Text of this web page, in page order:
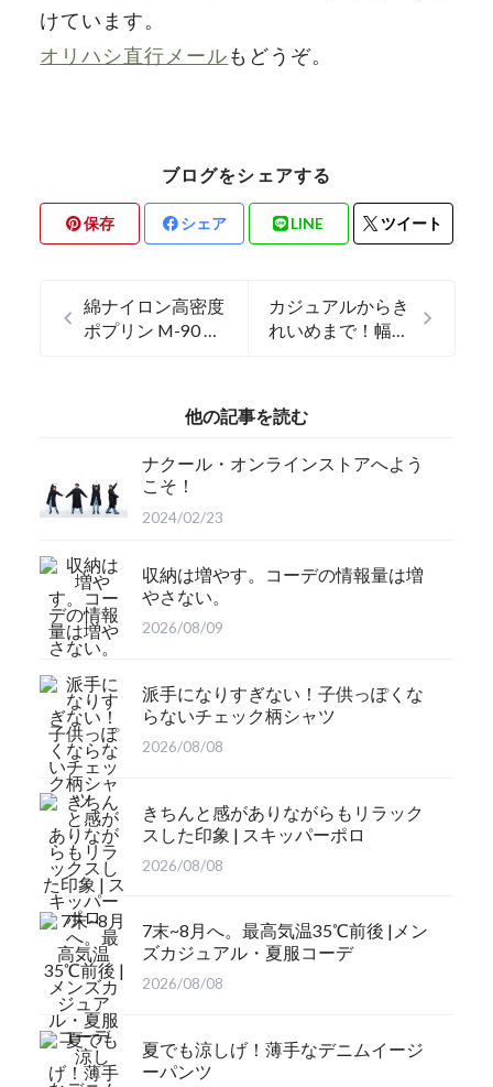
けています。
オリハシ直行メール もどうぞ。
ブログをシェアする
保存 シェア LINE ツイート
綿ナイロン高密度
ポプリン M-90 ス
カジュアルからき
れいめまで！幅広
他の記事を読む
ナクール・オンラインストアへよう
こそ！
2024/02/23
収納は増やす。コーデの情報量は増
やさない。
2026/08/09
派手になりすぎない！子供っぽくな
らないチェック柄シャツ
2026/08/08
きちんと感がありながらもリラック
スした印象 | スキッパーポロ
2026/08/08
7末~8月へ。最高気温35℃前後 |メン
ズカジュアル・夏服コーデ
2026/08/08
夏でも涼しげ！薄手なデニムイージ
ーパンツ